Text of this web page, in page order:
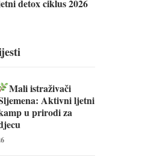
detox ciklus 2026
Mali istraživači
Aktivni ljetni
u prirodi za